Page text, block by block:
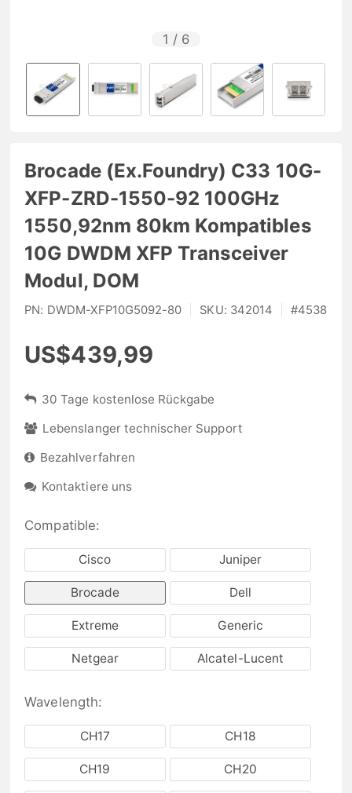
1 / 6
Brocade (Ex.Foundry) C33 10G-
XFP-ZRD-1550-92 100GHz
1550,92nm 80km Kompatibles
10G DWDM XFP Transceiver
Modul, DOM
PN: DWDM-XFP10G5092-80 SKU: 342014 #4538
US$439,99
30 Tage kostenlose Rückgabe
Lebenslanger technischer Support
Bezahlverfahren
Kontaktiere uns
Compatible:
Cisco Juniper
Brocade Dell
Extreme Generic
Netgear Alcatel-Lucent
Wavelength:
CH17 CH18
CH19 CH20